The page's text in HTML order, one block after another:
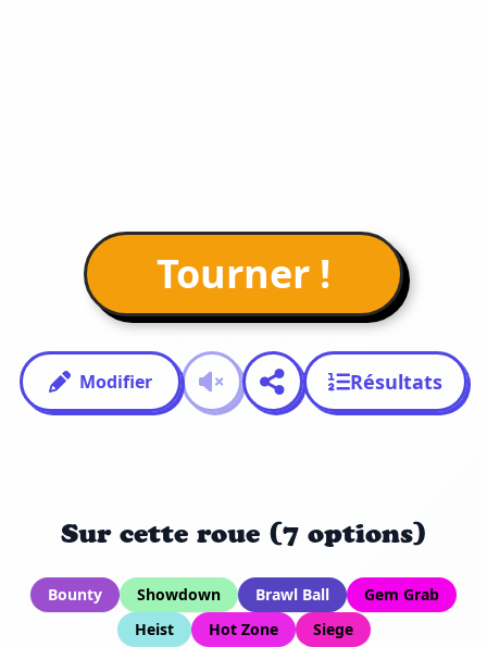
Tourner !
Modifier Résultats
Sur cette roue (7 options)
Bounty Showdown Brawl Ball
Gem Grab
Heist
Hot Zone Siege